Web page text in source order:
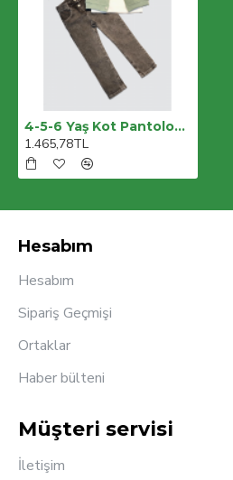
4-5-6 Yaş Kot Pantolonlu Nubukceketli Uzun Kollu Penye Sweat 3lü Erkek Çocuk Takımı
1.465,78TL
Hesabım
Hesabım
Sipariş Geçmişi
Ortaklar
Haber bülteni
Müşteri servisi
İletişim